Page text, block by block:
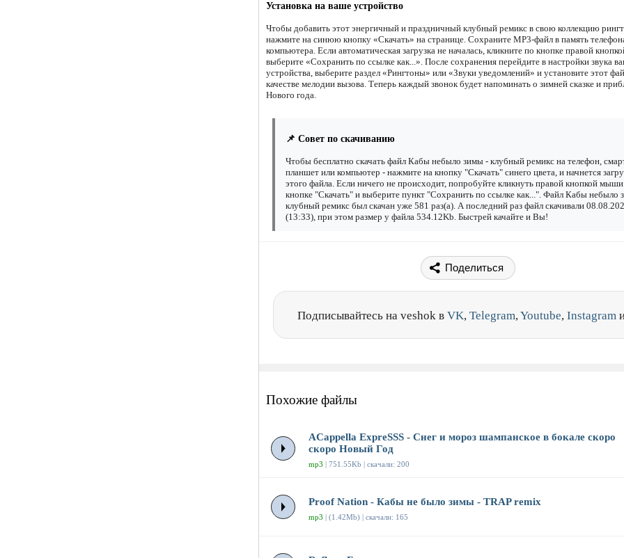
Установка на ваше устройство
Чтобы добавить этот энергичный и праздничный клубный ремикс в свою коллекцию
нажмите на синюю кнопку «Скачать» на странице. Сохраните MP3-файл в память
компьютера. Если автоматическая загрузка не началась, кликните по кнопке правой
выберите «Сохранить по ссылке как...». После сохранения перейдите в настройки звука
устройства, выберите раздел «Рингтоны» или «Звуки уведомлений» и установите этот
качестве мелодии вызова. Теперь каждый звонок будет напоминать о зимней сказке и
Нового года.
📌 Совет по скачиванию
Чтобы бесплатно скачать файл Кабы небыло зимы - клубный ремикс на телефон,
планшет или компьютер - нажмите на кнопку "Скачать" синего цвета, и начнется
этого файла. Если ничего не происходит, попробуйте кликнуть правой кнопкой
кнопке "Скачать" и выберите пункт "Сохранить по ссылке как...". Файл Кабы небыло
клубный ремикс был скачан уже 581 раз(а). А последний раз файл скачивали
(13:33), при этом размер у файла 534.12Kb. Быстрей качайте и Вы!
Поделиться
Подписывайтесь на veshok в VK, Telegram,Youtube, Instagram
Похожие файлы
ACappella ExpreSSS - Снег и мороз шампанское в бокале скоро
скоро Новый Год
mp3 | 751.55Kb | скачали: 200
Proof Nation - Кабы не было зимы - TRAP remix
mp3 | (1.42Mb) | скачали: 165